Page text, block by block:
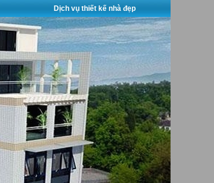
Dịch vụ thiết kế nhà đẹp